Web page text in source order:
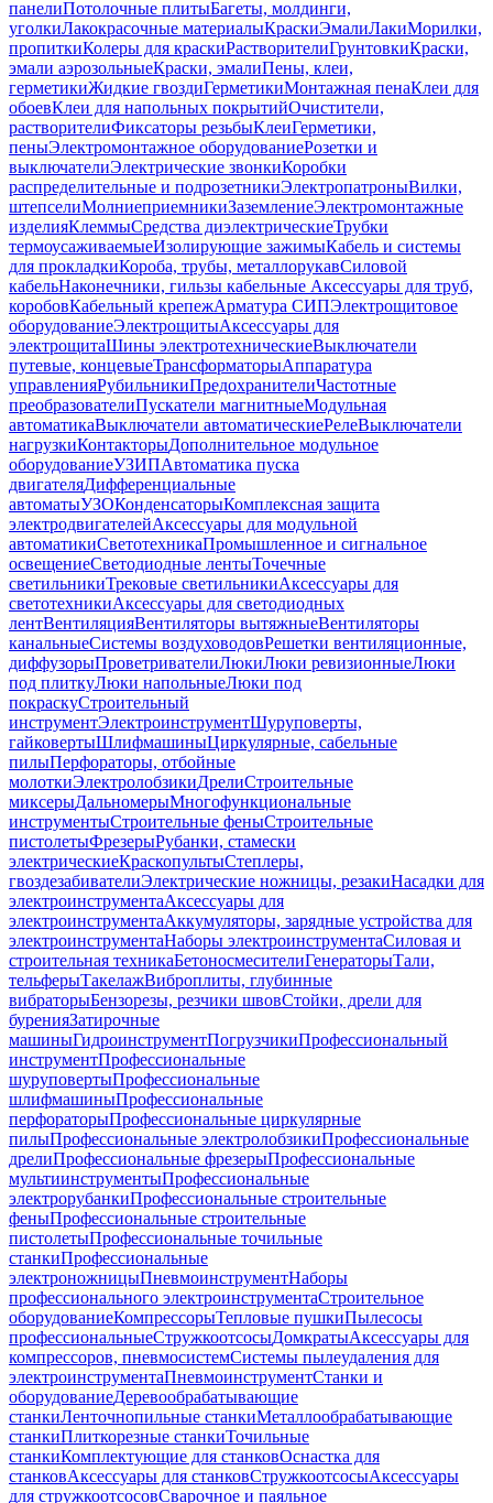
панелиПотолочные плитыБагеты, молдинги,
уголкиЛакокрасочные материалыКраскиЭмалиЛакиМорилки,
пропиткиКолеры для краскиРастворителиГрунтовкиКраски,
эмали аэрозольныеКраски, эмалиПены, клеи,
герметикиЖидкие гвоздиГерметикиМонтажная пенаКлеи для
обоевКлеи для напольных покрытийОчистители,
растворителиФиксаторы резьбыКлеиГерметики,
пеныЭлектромонтажное оборудованиеРозетки и
выключателиЭлектрические звонкиКоробки
распределительные и подрозетникиЭлектропатроныВилки,
штепселиМолниеприемникиЗаземлениеЭлектромонтажные
изделияКлеммыСредства диэлектрическиеТрубки
термоусаживаемыеИзолирующие зажимыКабель и системы
для прокладкиКороба, трубы, металлорукавСиловой
кабельНаконечники, гильзы кабельные Аксессуары для труб,
коробовКабельный крепежАрматура СИПЭлектрощитовое
оборудованиеЭлектрощитыАксессуары для
электрощитаШины электротехническиеВыключатели
путевые, концевыеТрансформаторыАппаратура
управленияРубильникиПредохранителиЧастотные
преобразователиПускатели магнитныеМодульная
автоматикаВыключатели автоматическиеРелеВыключатели
нагрузкиКонтакторыДополнительное модульное
оборудованиеУЗИПАвтоматика пуска
двигателяДифференциальные
автоматыУЗОКонденсаторыКомплексная защита
электродвигателейАксессуары для модульной
автоматикиСветотехникаПромышленное и сигнальное
освещениеСветодиодные лентыТочечные
светильникиТрековые светильникиАксессуары для
светотехникиАксессуары для светодиодных
лентВентиляцияВентиляторы вытяжныеВентиляторы
канальныеСистемы воздуховодовРешетки вентиляционные,
диффузорыПроветривателиЛюкиЛюки ревизионныеЛюки
под плиткуЛюки напольныеЛюки под
покраскуСтроительный
инструментЭлектроинструментШуруповерты,
гайковертыШлифмашиныЦиркулярные, сабельные
пилыПерфораторы, отбойные
молоткиЭлектролобзикиДрелиСтроительные
миксерыДальномерыМногофункциональные
инструментыСтроительные феныСтроительные
пистолетыФрезерыРубанки, стамески
электрическиеКраскопультыСтеплеры,
гвоздезабивателиЭлектрические ножницы, резакиНасадки для
электроинструментаАксессуары для
электроинструментаАккумуляторы, зарядные устройства для
электроинструментаНаборы электроинструментаСиловая и
строительная техникаБетоносмесителиГенераторыТали,
тельферыТакелажВиброплиты, глубинные
вибраторыБензорезы, резчики швовСтойки, дрели для
буренияЗатирочные
машиныГидроинструментПогрузчикиПрофессиональный
инструментПрофессиональные
шуруповертыПрофессиональные
шлифмашиныПрофессиональные
перфораторыПрофессиональные циркулярные
пилыПрофессиональные электролобзикиПрофессиональные
дрелиПрофессиональные фрезерыПрофессиональные
мультиинструментыПрофессиональные
электрорубанкиПрофессиональные строительные
феныПрофессиональные строительные
пистолетыПрофессиональные точильные
станкиПрофессиональные
электроножницыПневмоинструментНаборы
профессионального электроинструментаСтроительное
оборудованиеКомпрессорыТепловые пушкиПылесосы
профессиональныеСтружкоотсосыДомкратыАксессуары для
компрессоров, пневмосистемСистемы пылеудаления для
электроинструментаПневмоинструментСтанки и
оборудованиеДеревообрабатывающие
станкиЛенточнопильные станкиМеталлообрабатывающие
станкиПлиткорезные станкиТочильные
станкиКомплектующие для станковОснастка для
станковАксессуары для станковСтружкоотсосыАксессуары
для стружкоотсосовСварочное и паяльное